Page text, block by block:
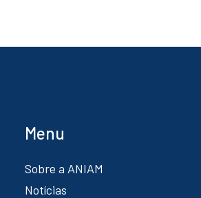
Menu
Sobre a ANIAM
Notícias